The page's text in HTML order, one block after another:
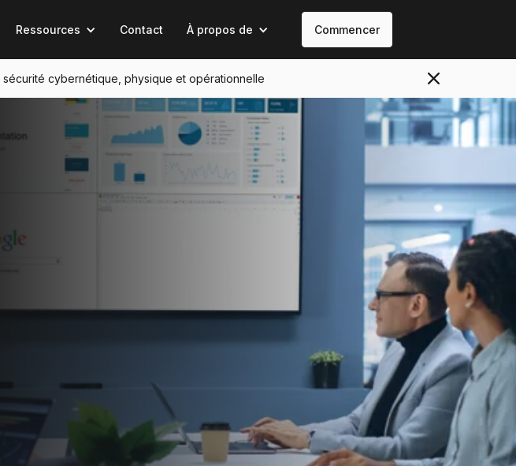
Ressources Contact À propos de Commencer
cybernétique, physique et opérationnelle